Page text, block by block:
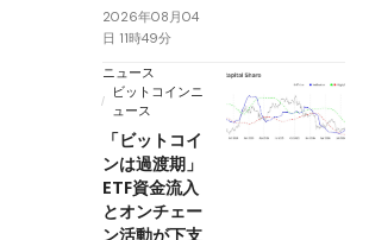
2026年08月04
日 11時49分
ニュース
ビットコインニ
ュース
「ビットコイ
ンは過渡期」
ETF資金流入
とオンチェー
ン活動が下支